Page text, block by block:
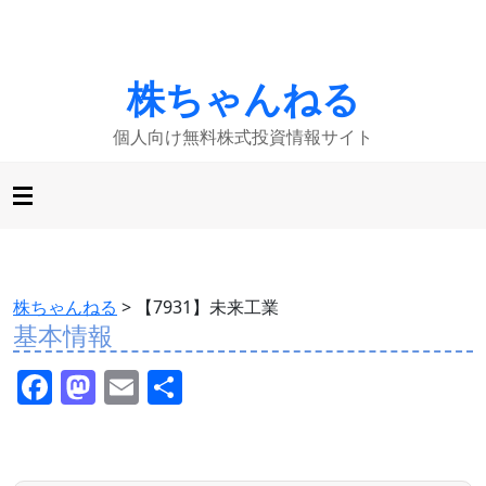
株ちゃんねる
個人向け無料株式投資情報サイト
株ちゃんねる > 【7931】未来工業
基本情報
F M E